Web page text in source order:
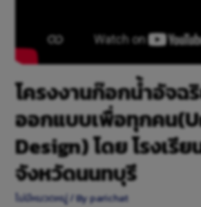
โครงงานก๊อกน้ำอัจฉ
ออกแบบเพื่อทุกคน
Design) โดย โรงเรี
จังหวัดนนทบุรี
ไม่มีหมวดหมู่/ Byparichat